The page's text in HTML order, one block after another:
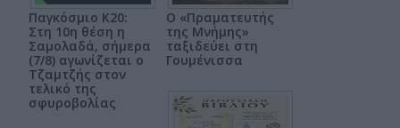
Παγκόσμιο Κ20:
Στη 10η θέση η
Σαμολαδά, σήμερα
(7/8) αγωνίζεται ο
Τζαμτζής στον
τελικό της
σφυροβολίας
Ο «Πραματευτής
της Μνήμης»
ταξιδεύει στη
Γουμένισσα